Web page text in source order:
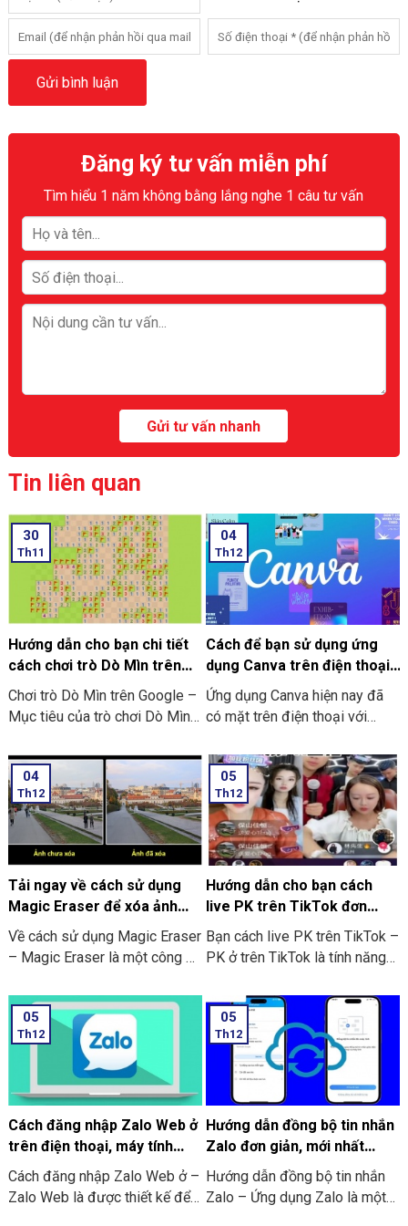
Đăng ký tư vấn miễn phí
Tìm hiểu 1 năm không bằng lắng nghe 1 câu tư vấn
Tin liên quan
30
Th11
Hướng dẫn cho bạn chi tiết
cách chơi trò Dò Mìn trên
Google
Chơi trò Dò Mìn trên Google –
Mục tiêu của trò chơi Dò Mìn
không chứa mìn. Nếu là bạn
mở phải ô chứa mìn thì bạn sẽ
là người thua cuộc. Ở dưới đây
là hướng dẫn chi tiết về cách
chơi trò chơi này:
04
Th12
Cách để bạn sử dụng ứng
dụng Canva trên điện thoại
chi tiết có làm mẫu
Ứng dụng Canva hiện nay đã
có mặt trên điện thoại với
đơn giản, tiện lợi hơn. Nó giúp
bạn không những dễ dàng thao
tác và chỉnh sửa. Mà còn thiết
kế các hình ảnh tại bất cứ đâu.
Bạn có thể tham khảo cách sử
dụng Canva ở trên điện thoại
ngay dưới đây.
04
Th12
Tải ngay về cách sử dụng
Magic Eraser để xóa ảnh
trên điện thoại
Về cách sử dụng Magic Eraser
– Magic Eraser là một công cụ
Google Photos. Với chức năng
này được hoạt động tương tự
như Content-Aware của ứng
dụng Photoshop. Bạn có thể
dùng nó để loại bỏ những chi
tiết bạn không mong muốn
trên bất kỳ bức ảnh nào cùng
với sự hỗ trợ của AI. Cùng với
thao tác cực kỳ giản đơn đó là
tô chọn vùng cần xóa. Và thêm
nữa AI sẽ tự động xóa vùng
05
Th12
Hướng dẫn cho bạn cách
live PK trên TikTok đơn
giản, hiệu quả
Bạn cách live PK trên TikTok –
PK ở trên TikTok là tính năng
livestream đối đầu nhau xem
ai được nhiều lượt like hơn và
quà tặng nhiều nhất từ người
xem trực tiếp. Theo đó là cả 2
sẽ cùng đặt ra 1 yêu cầu mà
người thua sẽ phải chịu theo
người thắng (thông thường là
các thử thách có tính vui nhộn).
05
Th12
Cách đăng nhập Zalo Web ở
trên điện thoại, máy tính
không cần tải về
Cách đăng nhập Zalo Web ở –
Zalo Web là được thiết kế để
05
Th12
Hướng dẫn đồng bộ tin nhắn
Zalo đơn giản, mới nhất
2024
Hướng dẫn đồng bộ tin nhắn
Zalo – Ứng dụng Zalo là một